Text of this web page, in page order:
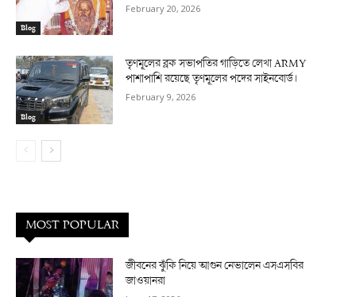
Blog
February 20, 2026
Blog
তৃণমূলের ব্লক সভাপতির গাড়িতে লেখা ARMY
পাশাপাশি রয়েছে তৃণমূলের পদের সাইনবোর্ড।
February 9, 2026
MOST POPULAR
জীবনের ঝুঁকি নিয়ে আগুন নেভালেন এসএসবির
জাওয়ানরা